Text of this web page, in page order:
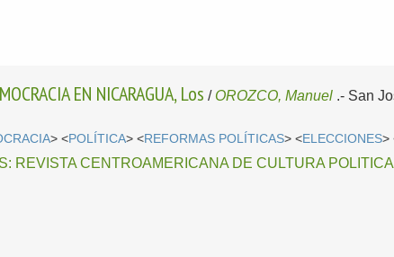
EN NICARAGUA, Los / OROZCO, Manuel .- San
> <POLÍTICA> <REFORMAS POLÍTICAS> <ELECCIONES>
REVISTA CENTROAMERICANA DE CULTURA POLITICA